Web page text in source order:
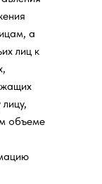
а
лиц к
объеме